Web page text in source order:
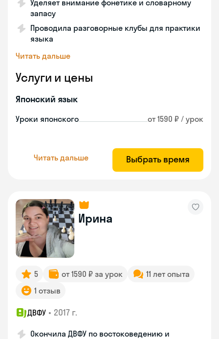
Уделяет внимание фонетике и словарному
запасу
Проводила разговорные клубы для практики
языка
Читать дальше
Услуги и цены
Японский язык
Уроки японского от 1590 ₽ / урок
Читать дальше Выбрать время
Ирина
5 от 1590 ₽ за урок
11 лет опыта
1 отзыв
ДВФУ • 2017 г.
Окончила ДВФУ по востоковедению и